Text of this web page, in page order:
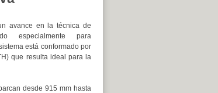
avance en la técnica de
especialmente para
está conformado por
que resulta ideal para la
desde 915 mm hasta